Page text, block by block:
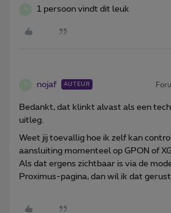
1 persoon vindt dit leuk
nojaf AUTEUR
Bedankt, dat klinkt alvast als een
uitleg.
Weet jij toevallig hoe ik zelf kan
aansluiting momenteel op GPON of
Als dat ergens zichtbaar is via de
Proximus-pagina, dan wil ik dat gerust